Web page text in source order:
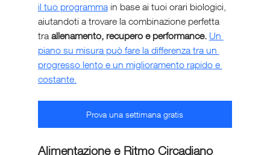
il tuo programma in base ai tuoi orari biologici,
aiutandoti a trovare la combinazione perfetta
tra allenamento, recupero e performance. Un
piano su misura può fare la differenza tra un
progresso lento e un miglioramento rapido e
costante.
Prova una settimana gratis
Alimentazione e Ritmo Circadiano